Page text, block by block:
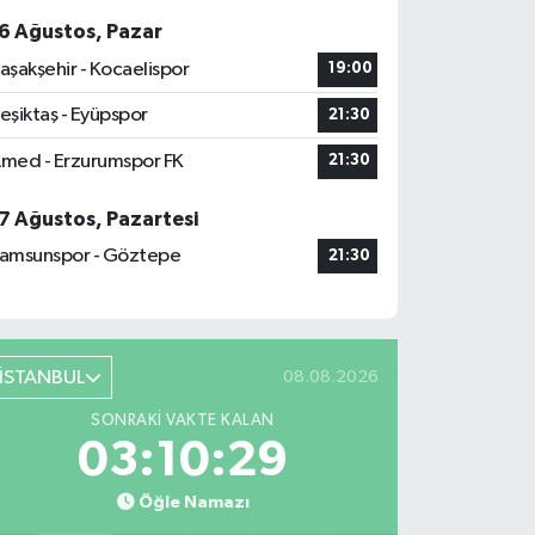
Ağustos, Pazar
- Kocaelispor
19:00
- Eyüpspor 21:30
- Erzurumspor FK 21:30
Ağustos, Pazartesi
- Göztepe
21:30
İSTANBUL 08.08.2026
SONRAKI VAKTE KALAN
03:10:28
Öğle Namazı